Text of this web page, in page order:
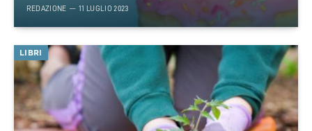
REDAZIONE 11 LUGLIO 2023
LIBRI